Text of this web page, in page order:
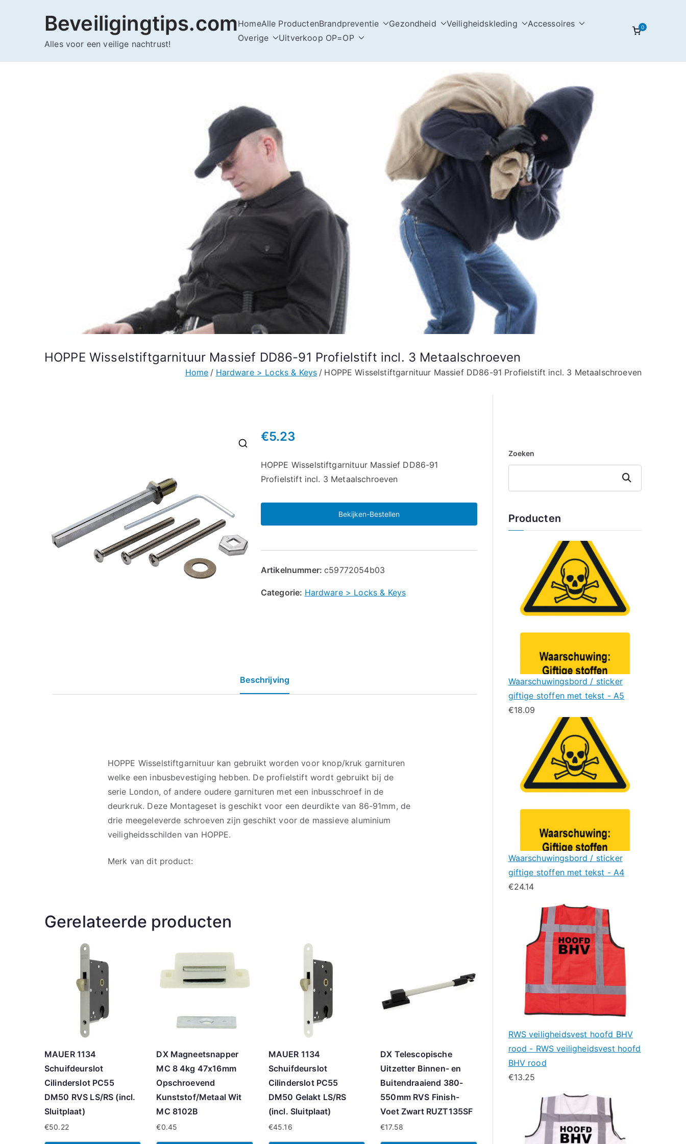
Beveiligingtips.com
Alles voor een veilige nachtrust!
HomeAlle ProductenBrandpreventie Gezondheid Veiligheidskleding
Accessoires
Overige
Uitverkoop OP=OP
0
HOPPE Wisselstiftgarnituur Massief DD86-91 Profielstift incl. 3 Metaalschroeven
Home Hardware > Locks & Keys HOPPE Wisselstiftgarnituur Massief DD86-91 Profielstift incl. 3 Metaalschroeven
€5.23
HOPPE Wisselstiftgarnituur Massief DD86-91
Profielstift incl. 3 Metaalschroeven
Bekijken-Bestellen
Artikelnummer:c59772054b03
Categorie: Hardware > Locks & Keys
Beschrijving
HOPPE Wisselstiftgarnituur kan gebruikt worden voor knop/kruk garnituren
welke een inbusbevestiging hebben. De profielstift wordt gebruikt bij de
serie London, of andere oudere garnituren met een inbusschroef in de
deurkruk. Deze Montageset is geschikt voor een deurdikte van 86-91mm, de
drie meegeleverde schroeven zijn geschikt voor de massieve aluminium
veiligheidsschilden van HOPPE.
Merk van dit product:
Gerelateerde producten
MAUER 1134
Schuifdeurslot
Cilinderslot PC55
DM50 RVS LS/RS (incl.
Sluitplaat)
€50.22
DX Magneetsnapper
MC 8 4kg 47x16mm
Opschroevend
Kunststof/Metaal Wit
MC 8102B
€0.45
MAUER 1134
Schuifdeurslot
Cilinderslot PC55
DM50 Gelakt LS/RS
(incl. Sluitplaat)
€45.16
DX Telescopische
Uitzetter Binnen- en
Buitendraaiend 380-
550mm RVS Finish-
Voet Zwart RUZT135SF
€17.58
Zoeken
Zoeken
Producten
Waarschuwingsbord / sticker
giftige stoffen met tekst - A5
€18.09
Waarschuwingsbord / sticker
giftige stoffen met tekst - A4
€24.14
RWS veiligheidsvest hoofd BHV
rood - RWS veiligheidsvest hoofd
BHV rood
€13.25